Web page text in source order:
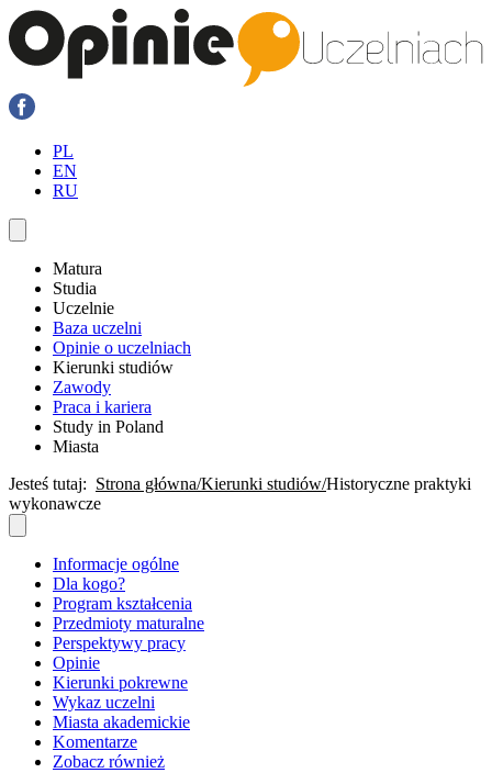
PL
EN
RU
Matura
Studia
Uczelnie
Baza uczelni
Opinie o uczelniach
Kierunki studiów
Zawody
Praca i kariera
Study in Poland
Miasta
Jesteś tutaj: Strona główna Kierunki studiów Historyczne praktyki
wykonawcze
Informacje ogólne
Dla kogo?
Program kształcenia
Przedmioty maturalne
Perspektywy pracy
Opinie
Kierunki pokrewne
Wykaz uczelni
Miasta akademickie
Komentarze
Zobacz również